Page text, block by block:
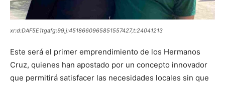
xr:d:DAF5E1tgafg:99,j:4518660965851557427,t:24041213
Este será el primer emprendimiento de los Hermanos
Cruz, quienes han apostado por un concepto innovador
que permitirá satisfacer las necesidades locales sin que